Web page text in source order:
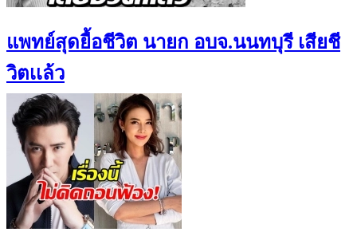
แพทย์สุดยื้อชีวิต นายก อบจ.นนทบุรี เสียชี
วิตเเล้ว